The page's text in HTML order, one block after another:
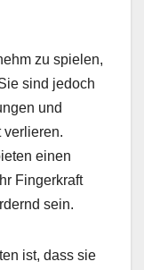
zu spielen,
sind jedoch
und
verlieren.
einen
Fingerkraft
sein.
ist, dass sie